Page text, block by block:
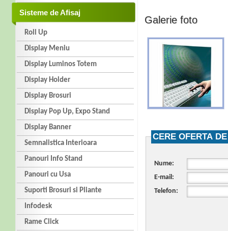
Sisteme de Afisaj
Roll Up
Display Meniu
Display Luminos Totem
Display Holder
Display Brosuri
Display Pop Up, Expo Stand
Display Banner
Semnalistica Interioara
Panouri Info Stand
Panouri cu Usa
Suporti Brosuri si Pliante
Infodesk
Rame Click
Galerie foto
CERE OFERTA
Nume:
E-mail:
Telefon: